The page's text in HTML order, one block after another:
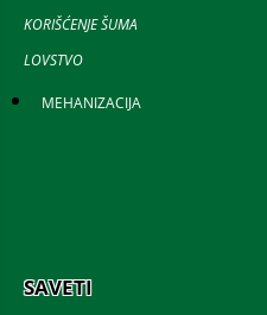
KORIŠĆENJE ŠUMA
LOVSTVO
MEHANIZACIJA
SAVETI